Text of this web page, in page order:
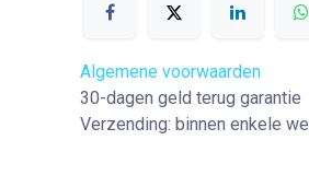
Algemene voorwaarden
30-dagen geld terug garantie
Verzending: binnen enkele